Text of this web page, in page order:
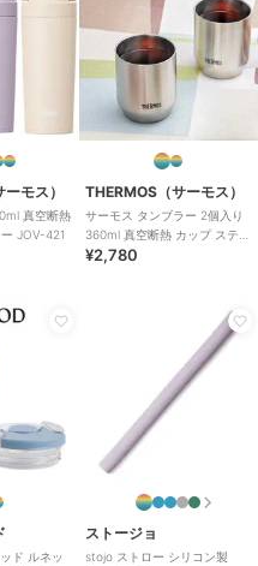
モス）
真空断熱
JOV-421
THERMOS（サーモス）
サーモス タンブラー 2個入り
360ml 真空断熱 カップ ステン
レス
¥2,780
ド ルネッ
ストージョ
stojo ストロー シリコン製